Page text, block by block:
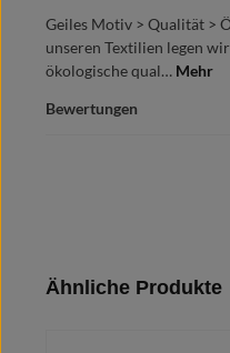
Geiles Motiv > Qualität >
unseren Textilien legen
ökologische qual… Mehr
Bewertungen
Produktgalerie
Ähnliche Produkte